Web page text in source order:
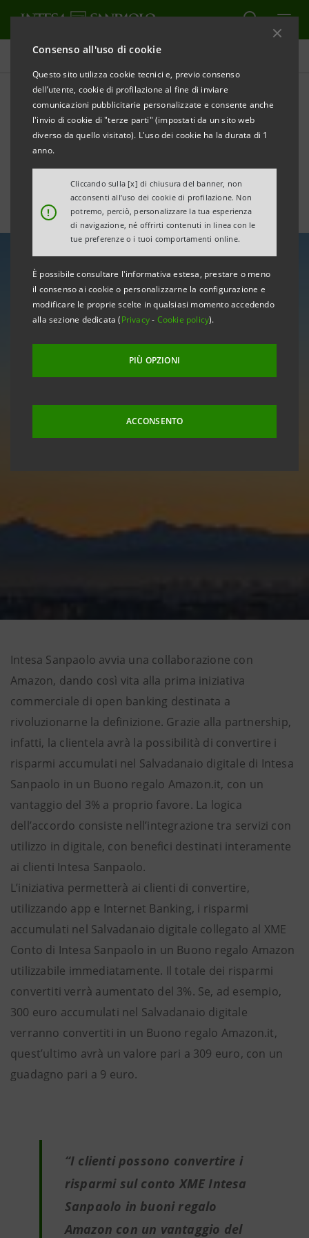
Consenso all'uso di cookie
Questo sito utilizza cookie tecnici e, previo consenso
dell’utente, cookie di profilazione al fine di inviare
comunicazioni pubblicitarie personalizzate e consente anche
l'invio di cookie di "terze parti" (impostati da un sito web
diverso da quello visitato). L'uso dei cookie ha la durata di 1
anno.
!
Cliccando sulla [x] di chiusura del banner, non
acconsenti all’uso dei cookie di profilazione. Non
potremo, perciò, personalizzare la tua esperienza
di navigazione, né offrirti contenuti in linea con le
tue preferenze o i tuoi comportamenti online.
È possibile consultare l'informativa estesa, prestare o meno
il consenso ai cookie o personalizzarne la configurazione e
modificare le proprie scelte in qualsiasi momento accedendo
alla sezione dedicata (Privacy- Cookie policy).
PIÙ OPZIONI
ACCONSENTO
Tutte le news
Intesa Sanpaolo lancia la
prima iniziativa di open
banking con Amazon
Intesa Sanpaolo avvia una collaborazione con
Amazon, dando così vita alla prima iniziativa
commerciale di open banking destinata a
rivoluzionarne la definizione. Grazie alla partnership,
infatti, la clientela avrà la possibilità di convertire i
risparmi accumulati nel Salvadanaio digitale di Intesa
Sanpaolo in un Buono regalo Amazon.it, con un
vantaggio del 3% a proprio favore. La logica
dell’accordo consiste nell’integrazione tra servizi con
utilizzo in digitale, con benefici destinati interamente
ai clienti Intesa Sanpaolo.
L’iniziativa permetterà ai clienti di convertire,
utilizzando app e Internet Banking, i risparmi
accumulati nel Salvadanaio digitale collegato al XME
Conto di Intesa Sanpaolo in un Buono regalo Amazon
utilizzabile immediatamente. Il totale dei risparmi
convertiti verrà aumentato del 3%. Se, ad esempio,
300 euro accumulati nel Salvadanaio digitale
verranno convertiti in un Buono regalo Amazon.it,
quest’ultimo avrà un valore pari a 309 euro, con un
guadagno pari a 9 euro.
“I clienti possono convertire i
risparmi sul conto XME Intesa
Sanpaolo in buoni regalo
Amazon con un vantaggio del